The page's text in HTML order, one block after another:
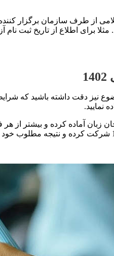
از طرف سازمان برگزار
نیز دقت داشته باشید که
نمایید.
آماده کرده و بیشتر از